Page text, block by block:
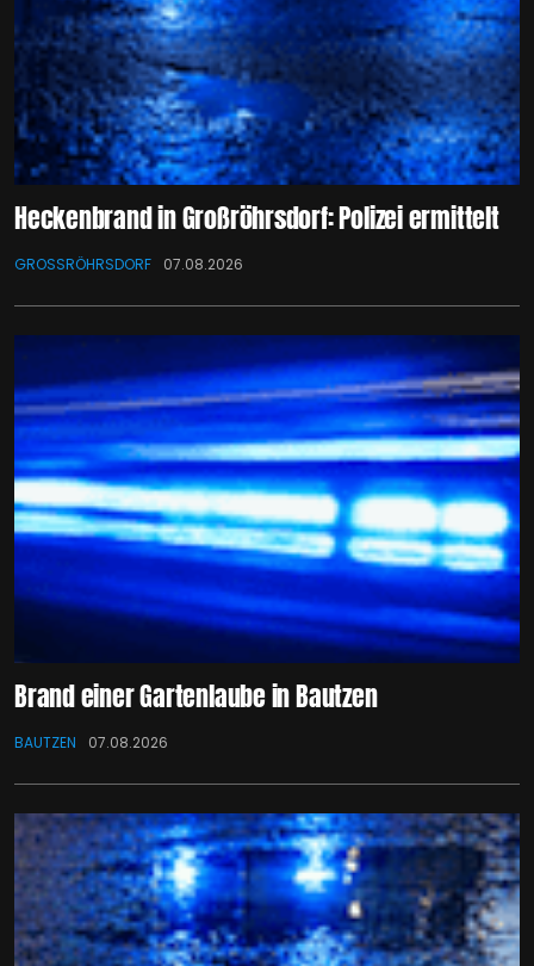
Heckenbrand in Großröhrsdorf: Polizei ermittelt
GROSSRÖHRSDORF 07.08.2026
Brand einer Gartenlaube in Bautzen
BAUTZEN 07.08.2026